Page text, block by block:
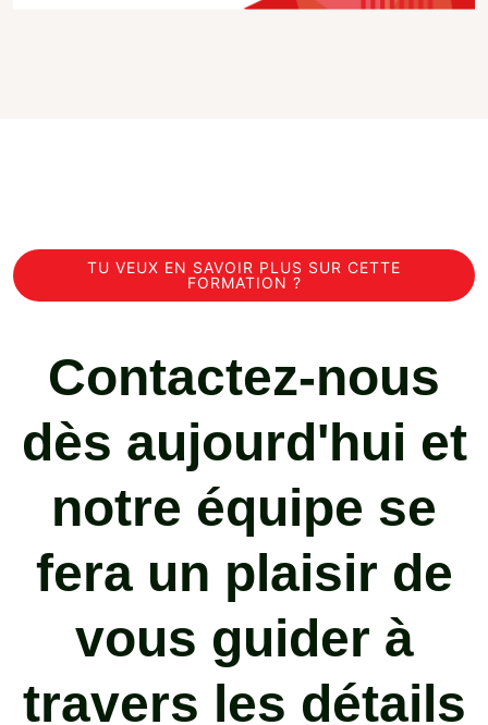
TU VEUX EN SAVOIR PLUS SUR CETTE
FORMATION ?
Contactez-nous
dès aujourd'hui et
notre équipe se
fera un plaisir de
vous guider à
travers les détails